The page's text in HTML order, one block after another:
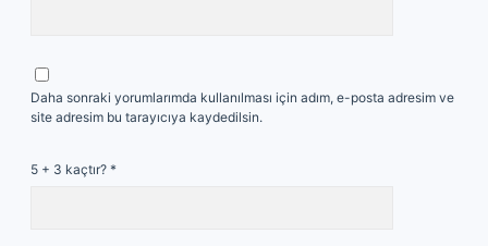
Daha sonraki yorumlarımda kullanılması için adım, e-posta adresim ve
site adresim bu tarayıcıya kaydedilsin.
5 + 3 kaçtır? *